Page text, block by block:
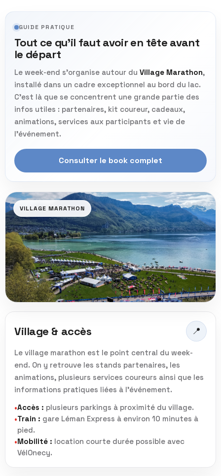
Records
Joseph KOECH
Lydia Jebichii KORIR
Records et ambiance
Records
David LAGAT
Le format
Une distance idéale pour courir vite, se
tester, ou simplement profiter du week-
end dans un cadre magnifique.
avril 6h00/20h00, 19 avril 6h00/8h00.
•Label : régional.
INFOS CLÉS
Records et cadre
Records
Sander VERCAUTEREN
Oria LIACI— 16m00s (2025)
Une distance parfaite pour les débutants
comme pour ceux qui veulent courir vite
sur un effort court.
GUIDE PRATIQUE
Tout ce qu’il faut avoir en tête avant
le départ
Le week-end s’organise autour du Village Marathon,
installé dans un cadre exceptionnel au bord du lac.
C’est là que se concentrent une grande partie des
infos utiles : partenaires, kit coureur, cadeaux,
animations, services aux participants et vie de
l’événement.
Consulter le book complet
VILLAGE MARATHON
Village & accès 📍
Le village marathon est le point central du week-
end. On y retrouve les stands partenaires, les
animations, plusieurs services coureurs ainsi que les
informations pratiques liées à l’événement.
•Accès : plusieurs parkings à proximité du village.
•Train : gare Léman Express à environ 10 minutes à
pied.
•Mobilité : location courte durée possible avec
VélOnecy.